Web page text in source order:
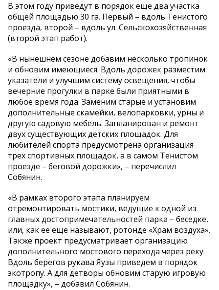
В этом году приведут в порядок еще два участка
общей площадью 30 га. Первый – вдоль Тенистого
проезда, второй – вдоль ул. Сельскохозяйственная
(второй этап работ).
«В нынешнем сезоне добавим несколько тропинок
и обновим имеющиеся. Вдоль дорожек разместим
указатели и улучшим систему освещения, чтобы
вечерние прогулки в парке были приятными в
любое время года. Заменим старые и установим
дополнительные скамейки, велопарковки, урны и
другую садовую мебель. Запланирован и ремонт
двух существующих детских площадок. Для
любителей спорта предусмотрена организация
трех спортивных площадок, а в самом Тенистом
проезде – беговой дорожки», – перечислил
Собянин.
«В рамках второго этапа планируем
отремонтировать мостики, ведущие к одной из
главных достопримечательностей парка – беседке,
или, как ее еще называют, ротонде «Храм воздуха».
Также проект предусматривает организацию
дополнительного мостового перехода через реку.
Вдоль берегов рукава Яузы приведем в порядок
экотропу. А для детворы обновим старую игровую
площадку», – добавил Собянин.